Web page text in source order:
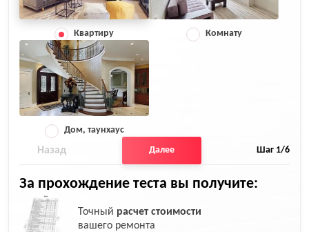
Квартиру Комнату
Дом, таунхаус
Назад Далее Шаг 1/6
За прохождение теста вы получите:
Точный расчет стоимости
вашего ремонта